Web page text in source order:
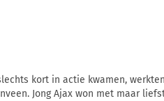
kort in actie kwamen,
Jong Ajax won met maar